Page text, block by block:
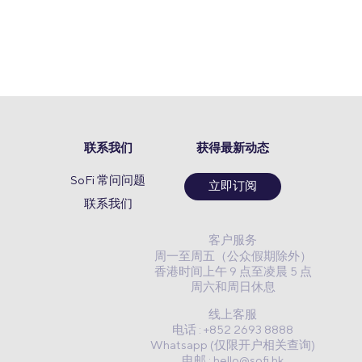
联系我们
SoFi 常问问题
联系我们
获得最新动态
立即订阅
客户服务
周一至周五（公众假期除外）
香港时间上午 9 点至凌晨 5 点
周六和周日休息
线上客服
电话 : +852 2693 8888
Whatsapp (仅限开户相关查询)